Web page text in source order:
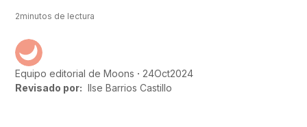
2minutos de lectura
Equipo editorial de Moons 24Oct2024
Revisado por: Ilse Barrios Castillo